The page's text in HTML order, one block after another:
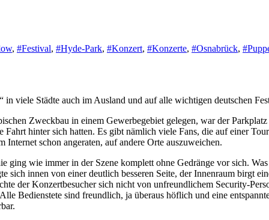
, #Festival, #Hyde-Park, #Konzert, #Konzerte, #Osnabrück,
in viele Städte auch im Ausland und auf alle wichtigen deutschen
Zweckbau in einem Gewerbegebiet gelegen, war der
hinter sich hatten. Es gibt nämlich viele Fans, die auf einer
schon angeraten, auf andere Orte auszuweichen.
ging wie immer in der Szene komplett ohne Gedränge vor sich.
sich innen von einer deutlich besseren Seite, der Innenraum birgt
der Konzertbesucher sich nicht von unfreundlichem Security-
Bedienstete sind freundlich, ja überaus höflich und eine